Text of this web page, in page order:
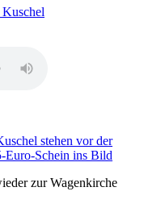
zur Wagenkirche